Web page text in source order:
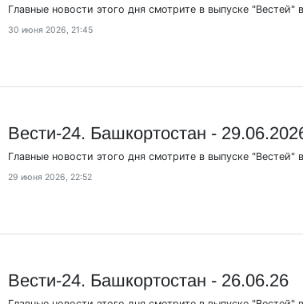
Главные новости этого дня смотрите в выпуске "Вестей"
30 июня 2026, 21:45
Вести-24. Башкортостан -
Главные новости этого дня смотрите в выпуске "Вестей"
29 июня 2026, 22:52
Вести-24. Башкортостан - 26.06.26